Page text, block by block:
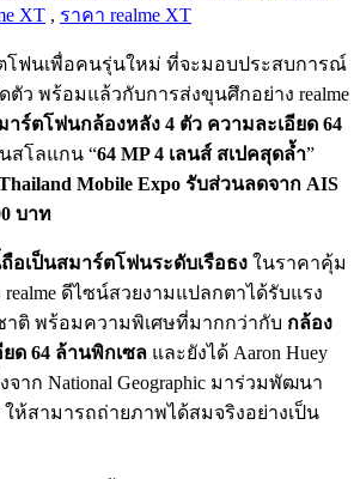
XT , ราคา realme XT
โฟนเพื่อคนรุ่นใหม่ ที่จะมอบประสบการณ์
ว พร้อมแล้วกับการส่งขุนศึกอย่าง realme
าร์ตโฟนกล้องหลัง 4 ตัว ความละเอียด 64
สโลแกน “64 MP 4 เลนส์ สเปคสุดล้ำ”
Mobile Expo รับส่วนลดจาก AIS
บาท
อเป็นสมาร์ตโฟนระดับเรือธง ในราคาคุ้ม
ดีไซน์สวยงามแปลกตาได้รับแรง
าติ พร้อมความพิเศษที่มากกว่ากับ กล้อง
ด 64 ล้านพิกเซล และยังได้ Aaron Huey
าก National Geographic มาร่วมพัฒนา
ให้สามารถถ่ายภาพได้สมจริงอย่างเป็น